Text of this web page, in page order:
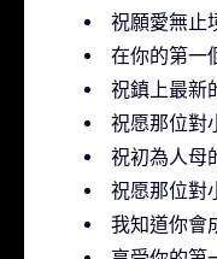
祝願愛無止
在你的第一
祝鎮上最新
祝愿那位對
祝初為人母
祝愿那位對
我知道你會